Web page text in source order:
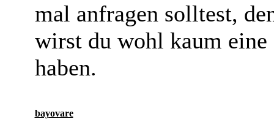
mal anfragen solltest,
wirst du wohl kaum
haben.
bayovare